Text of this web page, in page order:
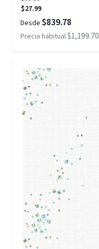
$27.99
Desde $839.78
Precio habitual$1,199.70